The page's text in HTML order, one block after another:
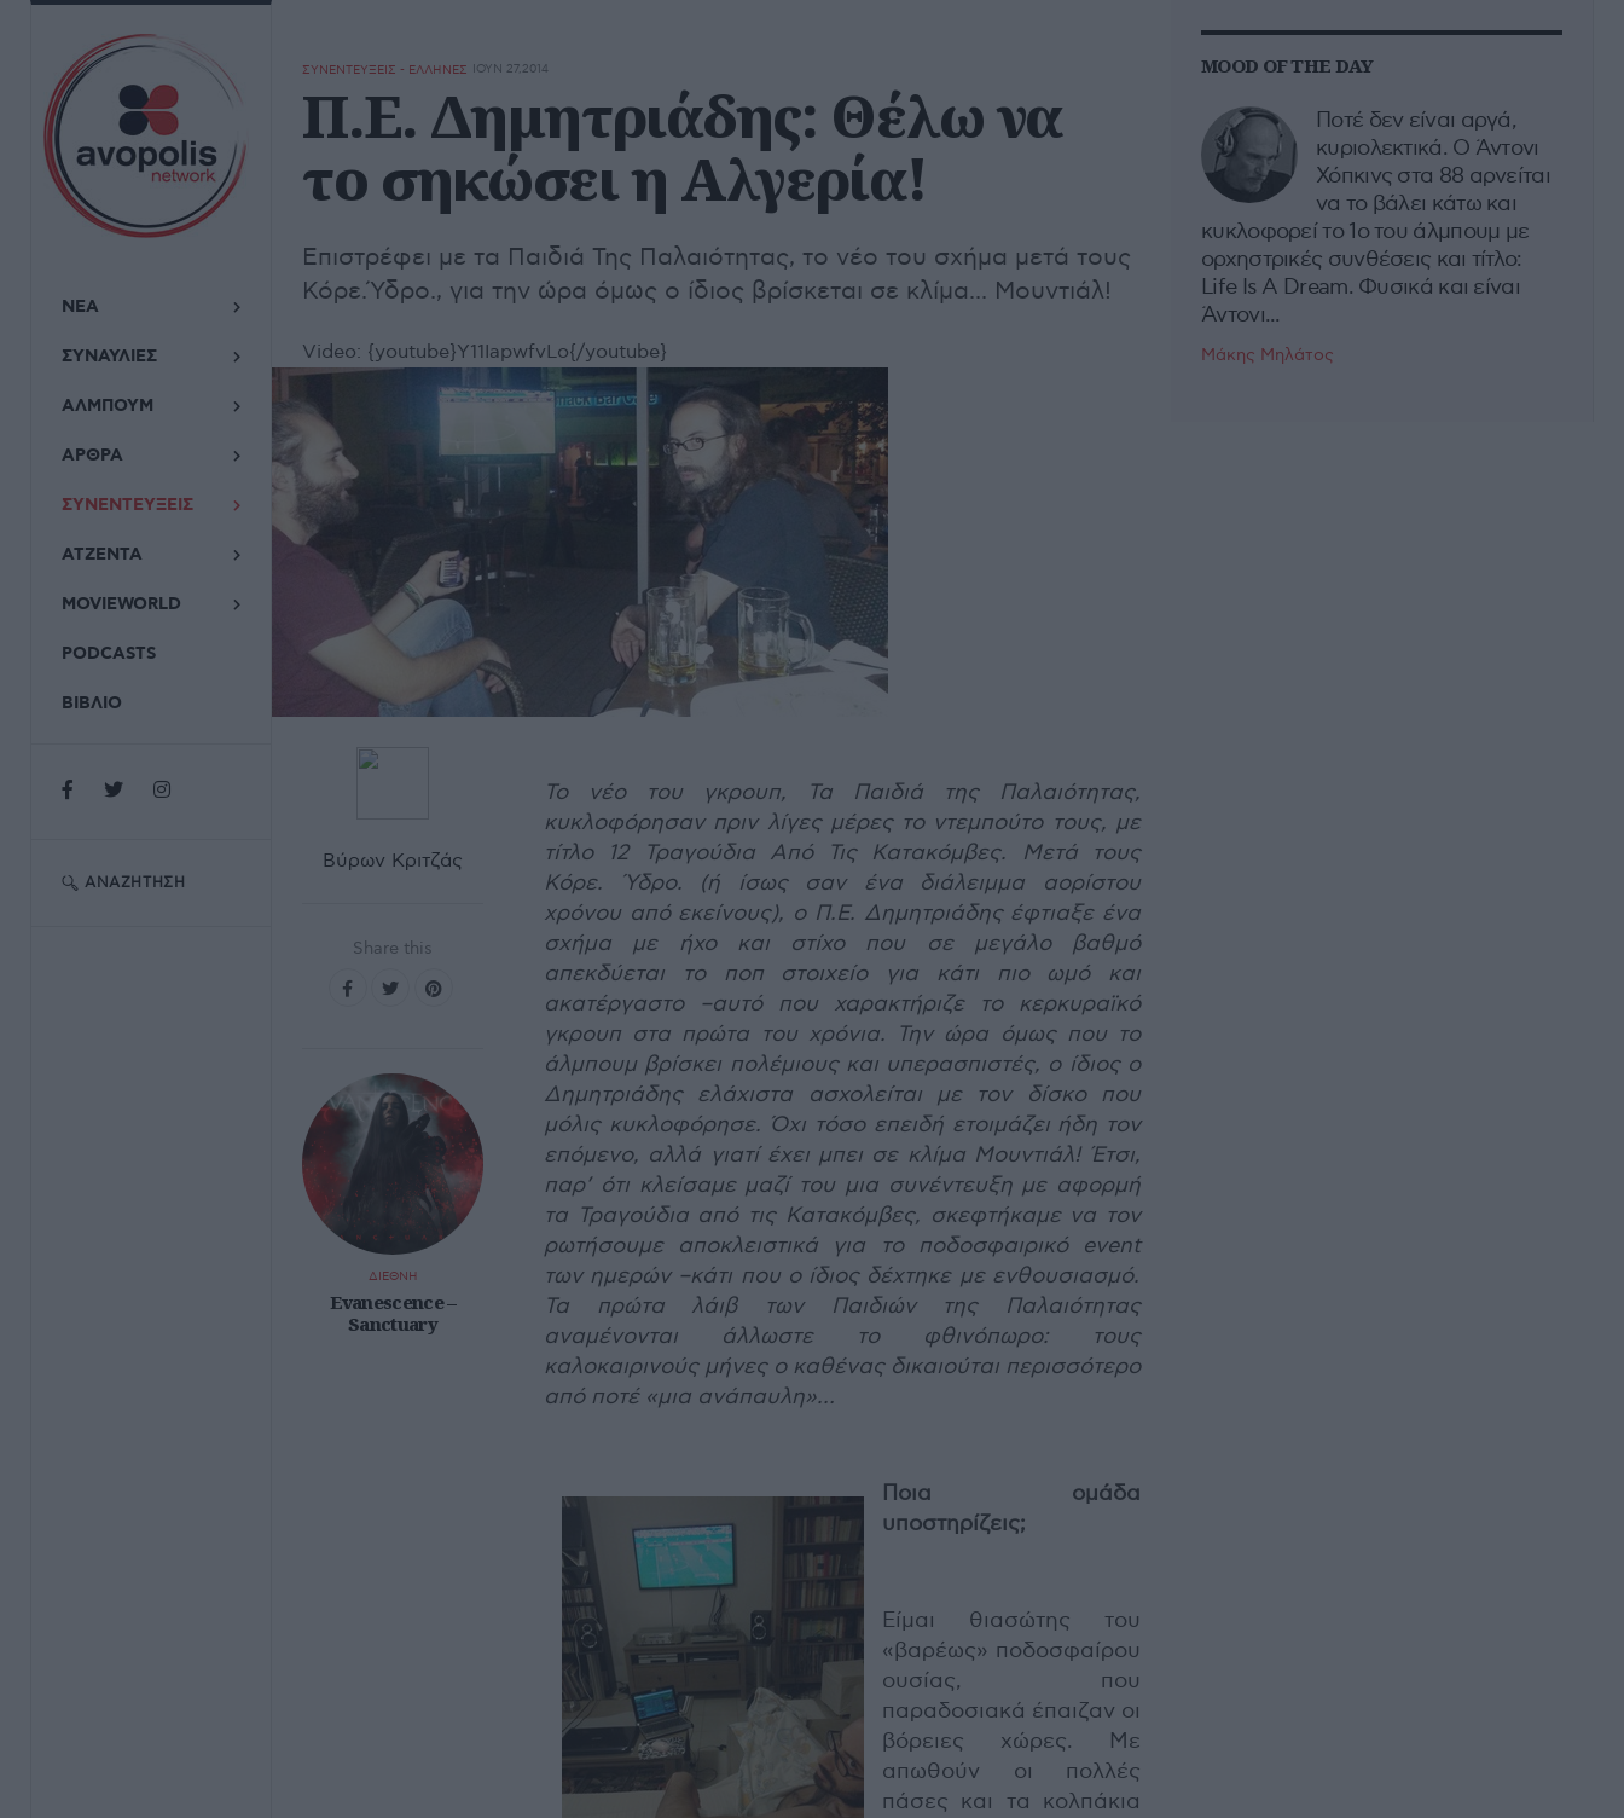
ΝΕΑ
ΣΥΝΑΥΛΙΕΣ
ΑΛΜΠΟΥΜ
ΑΡΘΡΑ
ΣΥΝΕΝΤΕΥΞΕΙΣ
ΑΤΖΕΝΤΑ
MOVIEWORLD
PODCASTS
ΒΙΒΛΙΟ
ΑΝΑΖΉΤΗΣΗ
ΣΥΝΕΝΤΕΥΞΕΙΣ - ΕΛΛΗΝΕΣ ΙΟΥΝ 27,2014
Π.Ε. Δημητριάδης: Θέλω να
το σηκώσει η Αλγερία!
Επιστρέφει με τα Παιδιά Της Παλαιότητας, το νέο του σχήμα μετά τους
Κόρε.Ύδρο., για την ώρα όμως ο ίδιος βρίσκεται σε κλίμα... Μουντιάλ!
Video: {youtube}Y11IapwfvLo{/youtube}
Βύρων Κριτζάς
Share this
ΔΙΕΘΝΗ
Evanescence –
Sanctuary
Το νέο του γκρουπ, Τα Παιδιά της Παλαιότητας,
κυκλοφόρησαν πριν λίγες μέρες το ντεμπούτο τους, με
τίτλο 12 Τραγούδια Από Τις Κατακόμβες. Μετά τους
Κόρε. Ύδρο. (ή ίσως σαν ένα διάλειμμα αορίστου
χρόνου από εκείνους), ο Π.Ε. Δημητριάδης έφτιαξε ένα
σχήμα με ήχο και στίχο που σε μεγάλο βαθμό
απεκδύεται το ποπ στοιχείο για κάτι πιο ωμό και
ακατέργαστο –αυτό που χαρακτήριζε το κερκυραϊκό
γκρουπ στα πρώτα του χρόνια. Την ώρα όμως που το
άλμπουμ βρίσκει πολέμιους και υπερασπιστές, ο ίδιος ο
Δημητριάδης ελάχιστα ασχολείται με τον δίσκο που
μόλις κυκλοφόρησε. Όχι τόσο επειδή ετοιμάζει ήδη τον
επόμενο, αλλά γιατί έχει μπει σε κλίμα Μουντιάλ! Έτσι,
παρ’ ότι κλείσαμε μαζί του μια συνέντευξη με αφορμή
τα Τραγούδια από τις Κατακόμβες, σκεφτήκαμε να τον
ρωτήσουμε αποκλειστικά για το ποδοσφαιρικό event
των ημερών –κάτι που ο ίδιος δέχτηκε με ενθουσιασμό.
Τα πρώτα λάιβ των Παιδιών της Παλαιότητας
αναμένονται άλλωστε το φθινόπωρο: τους
καλοκαιρινούς μήνες ο καθένας δικαιούται περισσότερο
από ποτέ «μια ανάπαυλη»…
Ποια ομάδα
υποστηρίζεις;
Είμαι θιασώτης του
«βαρέως» ποδοσφαίρου
ουσίας, που
παραδοσιακά έπαιζαν οι
βόρειες χώρες. Με
απωθούν οι πολλές
πάσες και τα κολπάκια
MOOD OF THE DAY
Ποτέ δεν είναι αργά,
κυριολεκτικά. Ο Άντονι
Χόπκινς στα 88 αρνείται
να το βάλει κάτω και
κυκλοφορεί το 1ο του άλμπουμ με
ορχηστρικές συνθέσεις και τίτλο:
Life Is A Dream. Φυσικά και είναι
Άντονι...
Μάκης Μηλάτος